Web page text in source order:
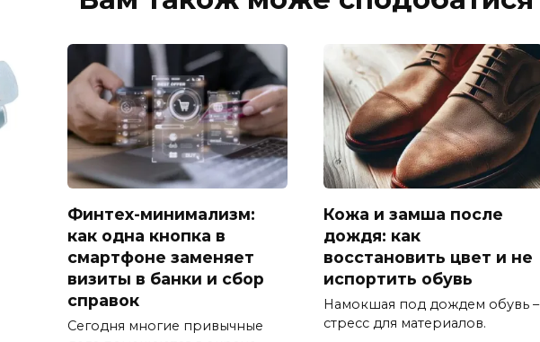
Финтех-минимализм:
как одна кнопка в
смартфоне заменяет
визиты в банки и сбор
справок
Сегодня многие привычные
Кожа и замша после
дождя: как
восстановить цвет и не
испортить обувь
Намокшая под дождем обувь –
стресс для материалов.